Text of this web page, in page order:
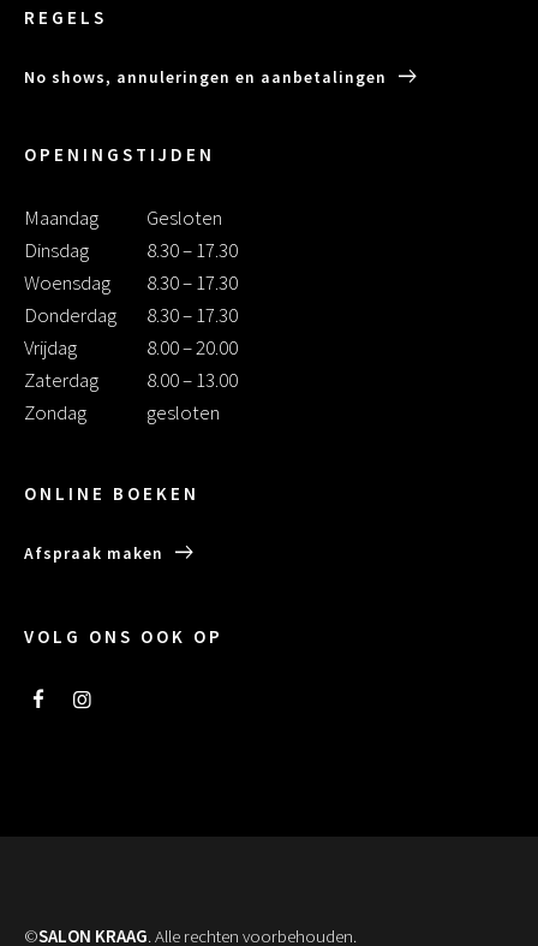
REGELS
No shows, annuleringen en aanbetalingen
OPENINGSTIJDEN
Maandag
Gesloten
Dinsdag
8.30 – 17.30
Woensdag
8.30 – 17.30
Donderdag
8.30 – 17.30
Vrijdag
8.00 – 20.00
Zaterdag
8.00 – 13.00
Zondag
gesloten
ONLINE BOEKEN
Afspraak maken
VOLG ONS OOK OP
©SALON KRAAG. Alle rechten voorbehouden.